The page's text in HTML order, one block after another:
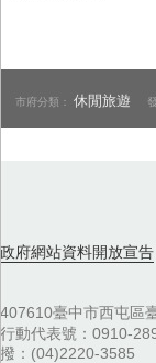
市府分類：休閒旅遊
政府網站資料開放宣告
407610臺中市西屯區
行動代表號：0910-
撥：(04)2220-3585